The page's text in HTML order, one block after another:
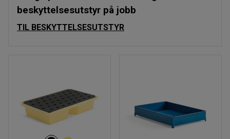
beskyttelsesutstyr på jobb
TIL BESKYTTELSESUTSTYR